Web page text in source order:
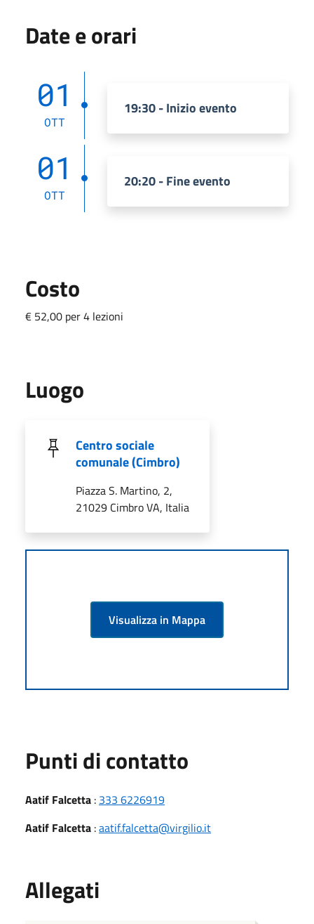
Date e orari
01
OTT
19:30 - Inizio evento
01
OTT
20:20 - Fine evento
Costo
€ 52,00 per 4 lezioni
Luogo
Centro sociale
comunale (Cimbro)
Piazza S. Martino, 2,
21029 Cimbro VA, Italia
Visualizza in Mappa
Punti di contatto
Aatif Falcetta : 333 6226919
Aatif Falcetta :aatif.falcetta@virgilio.it
Allegati